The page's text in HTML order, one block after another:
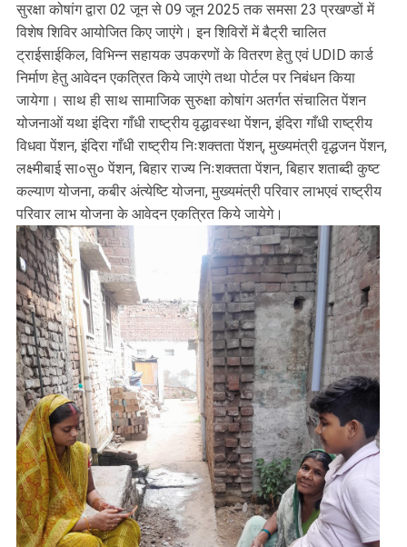
सुरक्षा कोषांग द्वारा 02 जून से 09 जून 2025 तक समसा 23 प्रखण्डों में
विशेष शिविर आयोजित किए जाएंगे। इन शिविरों में बैट्री चालित
ट्राईसाईकिल, विभिन्न सहायक उपकरणों के वितरण हेतु एवं UDID कार्ड
निर्माण हेतु आवेदन एकत्रित किये जाएंगे तथा पोर्टल पर निबंधन किया
जायेगा। साथ ही साथ सामाजिक सुरुक्षा कोषांग अतर्गत संचालित पेंशन
योजनाओं यथा इंदिरा गाँधी राष्ट्रीय वृद्धावस्था पेंशन, इंदिरा गाँधी राष्ट्रीय
विधवा पेंशन, इंदिरा गाँधी राष्ट्रीय निःशक्तता पेंशन्, मुख्यमंत्री वृद्धजन पेंशन,
लक्ष्मीबाई सा०सु० पेंशन, बिहार राज्य निःशक्तता पेंशन, बिहार शताब्दी कुष्ट
कल्याण योजना, कबीर अंत्येष्टि योजना, मुख्यमंत्री परिवार लाभएवं राष्ट्रीय
परिवार लाभ योजना के आवेदन एकत्रित किये जायेगे।